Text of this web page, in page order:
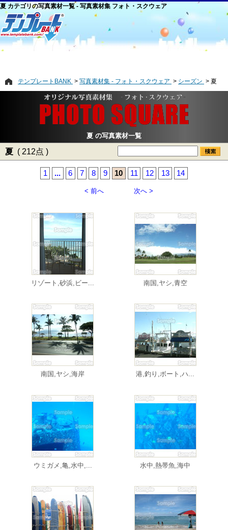
夏 カテゴリの写真素材一覧 - 写真素材集 フォト・スクウェア
テンプレートBANK 写真素材集 - フォト・スクウェア シーズン 夏
夏 の写真素材一覧
夏 ( 212点 )
< 前へ
1 ... 6 7 8 9 10 11 12 13 14
次へ >
リゾート,砂浜,ビー... 南国,ヤシ,青空
南国,ヤシ,海岸 港,釣り,ボート,ハ...
ウミガメ,亀,水中,... 水中,熱帯魚,海中